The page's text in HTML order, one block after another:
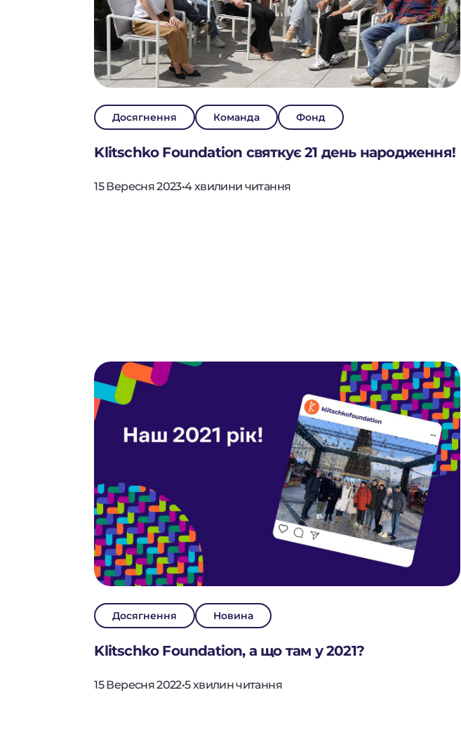
Досягнення Команда Фонд
Klitschko Foundation святкує 21 день народження!
15 Вересня 2023•4 хвилини читання
Досягнення Новина
Klitschko Foundation, а що там у 2021?
15 Вересня 2022•5 хвилин читання